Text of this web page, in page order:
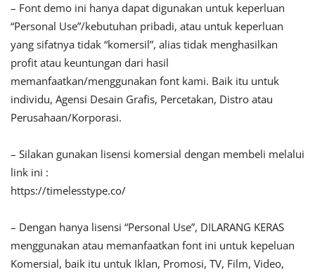
– Font demo ini hanya dapat digunakan untuk keperluan
“Personal Use”/kebutuhan pribadi, atau untuk keperluan
yang sifatnya tidak “komersil”, alias tidak menghasilkan
profit atau keuntungan dari hasil
memanfaatkan/menggunakan font kami. Baik itu untuk
individu, Agensi Desain Grafis, Percetakan, Distro atau
Perusahaan/Korporasi.
– Silakan gunakan lisensi komersial dengan membeli melalui
link ini :
https://timelesstype.co/
– Dengan hanya lisensi “Personal Use”, DILARANG KERAS
menggunakan atau memanfaatkan font ini untuk kepeluan
Komersial, baik itu untuk Iklan, Promosi, TV, Film, Video,